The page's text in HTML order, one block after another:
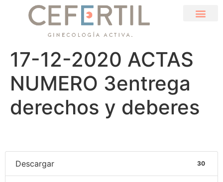
17-12-2020 ACTAS
NUMERO 3entrega
derechos y deberes
Descargar 30